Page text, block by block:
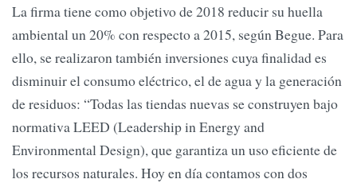
La firma tiene como objetivo de 2018 reducir su huella
ambiental un 20% con respecto a 2015, según Begue. Para
ello, se realizaron también inversiones cuya finalidad es
disminuir el consumo eléctrico, el de agua y la generación
de residuos: “Todas las tiendas nuevas se construyen bajo
normativa LEED (Leadership in Energy and
Environmental Design), que garantiza un uso eficiente de
los recursos naturales. Hoy en día contamos con dos